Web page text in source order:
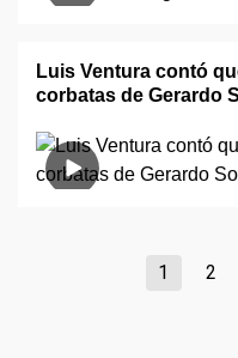
Luis Ventura contó
corbatas de Gerardo
1 2